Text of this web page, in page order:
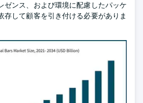
ゼンス、および環境に配慮したパッケ
存して顧客を引き付ける必要がありま